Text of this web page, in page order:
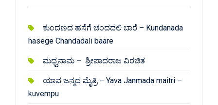
ಕುಂದಣದ ಹಸೆಗೆ ಚಂದದಲಿ ಬಾರೆ – Kundanada
hasege Chandadali baare
ಮಧ್ವನಾಮ – ಶ್ರೀಪಾದರಾಜ ವಿರಚಿತ
ಯಾವ ಜನ್ಮದ ಮೈತ್ರಿ – Yava Janmada maitri –
kuvempu